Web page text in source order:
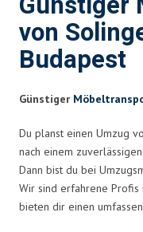
von
Budapest
Günstiger
Du planst einen Umzug
nach einem
Dann bist du bei
Wir sind erfahrene
bieten dir einen